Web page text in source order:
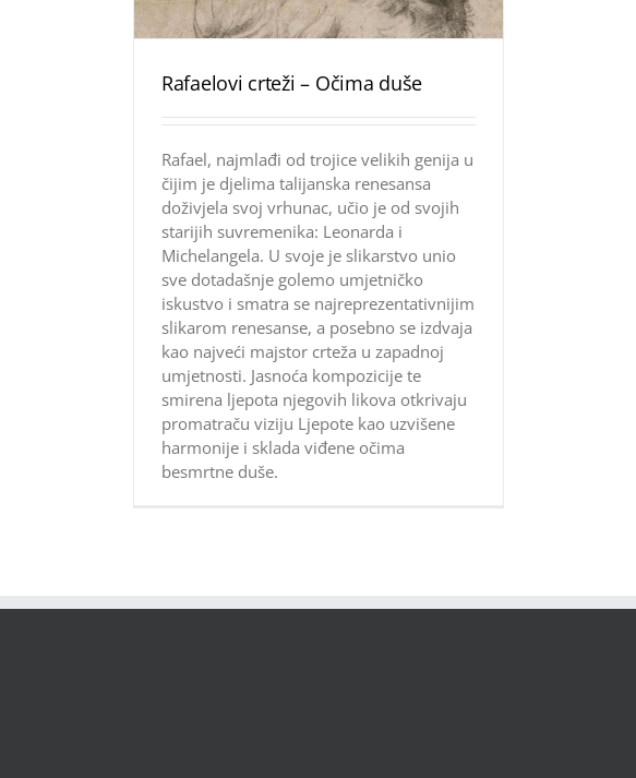
Rafaelovi crteži – Očima duše
Rafael, najmlađi od trojice velikih genija u
čijim je djelima talijanska renesansa
doživjela svoj vrhunac, učio je od svojih
starijih suvremenika: Leonarda i
Michelangela. U svoje je slikarstvo unio
sve dotadašnje golemo umjetničko
iskustvo i smatra se najreprezentativnijim
slikarom renesanse, a posebno se izdvaja
kao najveći majstor crteža u zapadnoj
umjetnosti. Jasnoća kompozicije te
smirena ljepota njegovih likova otkrivaju
promatraču viziju Ljepote kao uzvišene
harmonije i sklada viđene očima
besmrtne duše.